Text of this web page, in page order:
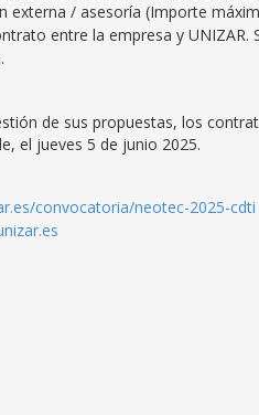
externa / asesoría (Importe
entre la empresa y
de sus propuestas, los
el jueves 5 de junio 2025.
convocatoria/neotec-2025-cdti